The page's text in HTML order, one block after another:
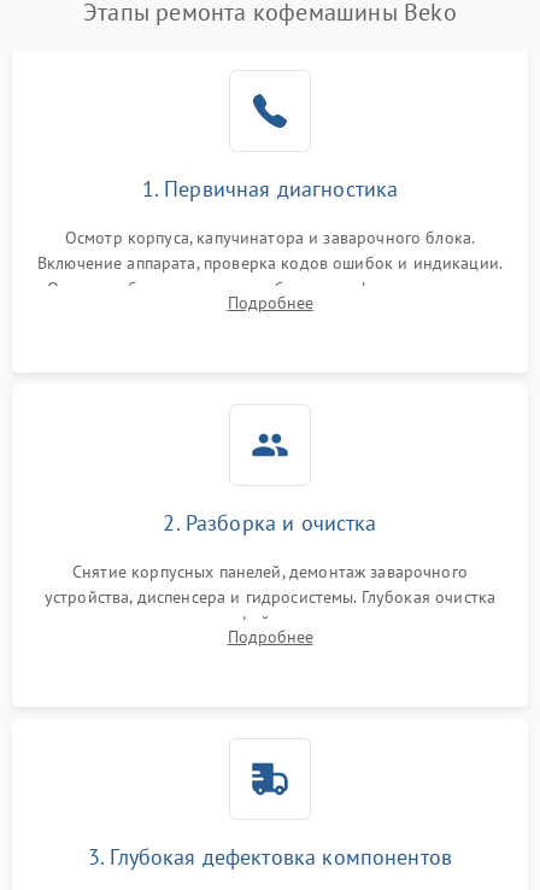
Этапы ремонта кофемашины Beko
1. Первичная диагностика
Осмотр корпуса, капучинатора и заварочного блока.
Включение аппарата, проверка кодов ошибок и индикации.
Оценка работы помпы, термоблока и кофемолки на слух.
Измерение температуры и давления воды для выявления
Подробнее
2. Разборка и очистка
Снятие корпусных панелей, демонтаж заварочного
устройства, диспенсера и гидросистемы. Глубокая очистка
внутренних узлов от кофейных масел, жмыха и накипи.
Промывка дренажных каналов и фильтров с использованием
Подробнее
3. Глубокая дефектовка компонентов